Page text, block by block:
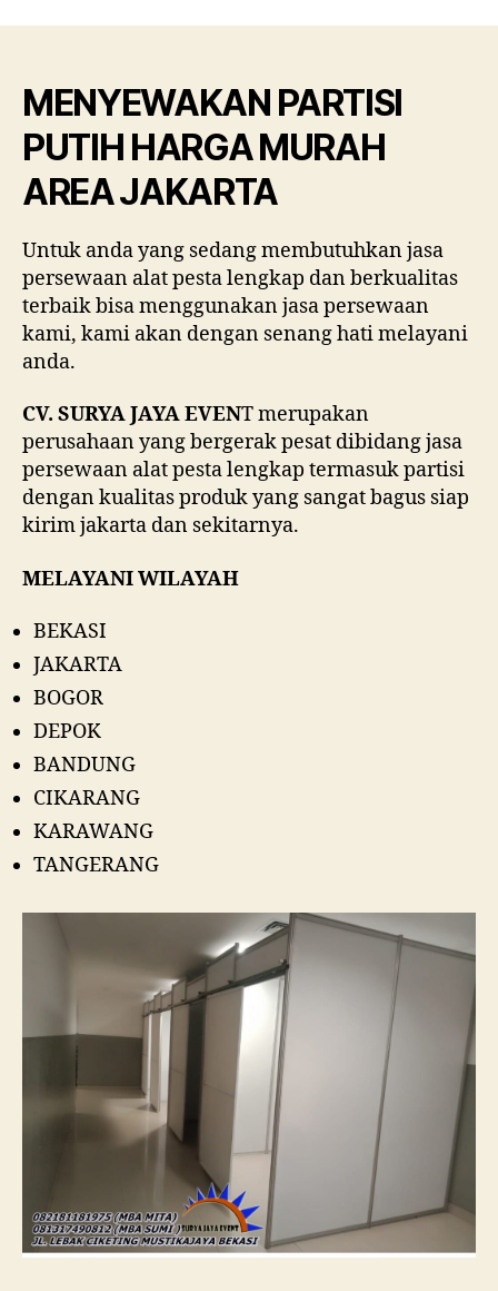
MURAH
AREA
JAKARTA
MENYEWAKAN PARTISI
PUTIH HARGA MURAH
AREA JAKARTA
Untuk anda yang sedang membutuhkan jasa
persewaan alat pesta lengkap dan berkualitas
terbaik bisa menggunakan jasa persewaan
kami, kami akan dengan senang hati melayani
anda.
CV. SURYA JAYA EVENT merupakan
perusahaan yang bergerak pesat dibidang jasa
persewaan alat pesta lengkap termasuk partisi
dengan kualitas produk yang sangat bagus siap
kirim jakarta dan sekitarnya.
MELAYANI WILAYAH
BEKASI
JAKARTA
BOGOR
DEPOK
BANDUNG
CIKARANG
KARAWANG
TANGERANG